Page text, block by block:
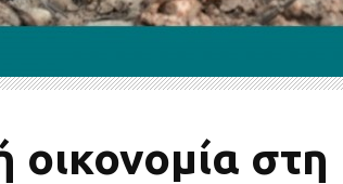
οικονομία στη